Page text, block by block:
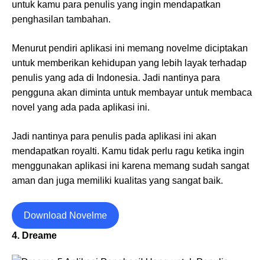
untuk kamu para penulis yang ingin mendapatkan
penghasilan tambahan.
Menurut pendiri aplikasi ini memang novelme diciptakan
untuk memberikan kehidupan yang lebih layak terhadap
penulis yang ada di Indonesia. Jadi nantinya para
pengguna akan diminta untuk membayar untuk membaca
novel yang ada pada aplikasi ini.
Jadi nantinya para penulis pada aplikasi ini akan
mendapatkan royalti. Kamu tidak perlu ragu ketika ingin
menggunakan aplikasi ini karena memang sudah sangat
aman dan juga memiliki kualitas yang sangat baik.
Download Novelme
4. Dreame